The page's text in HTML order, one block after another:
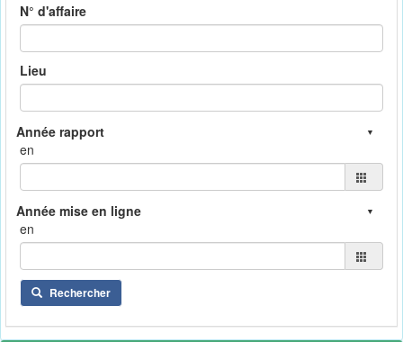
N° d'affaire
Lieu
en
en
Rechercher